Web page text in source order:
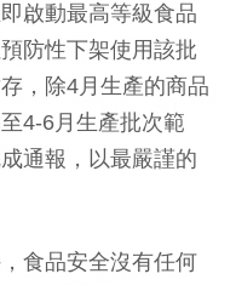
啟動最高等級食品
防性下架使用該批
，除4月生產的商品
4-6月生產批次範
通報，以最嚴謹的
食品安全沒有任何